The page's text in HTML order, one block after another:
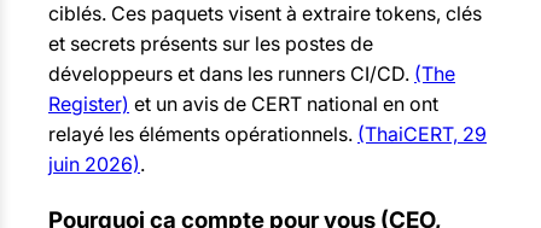
ciblés. Ces paquets visent à extraire tokens, clés
et secrets présents sur les postes de
développeurs et dans les runners CI/CD. (The
Register) et un avis de CERT national en ont
relayé les éléments opérationnels. (ThaiCERT, 29
juin 2026).
Pourquoi ça compte pour vous (CEO,